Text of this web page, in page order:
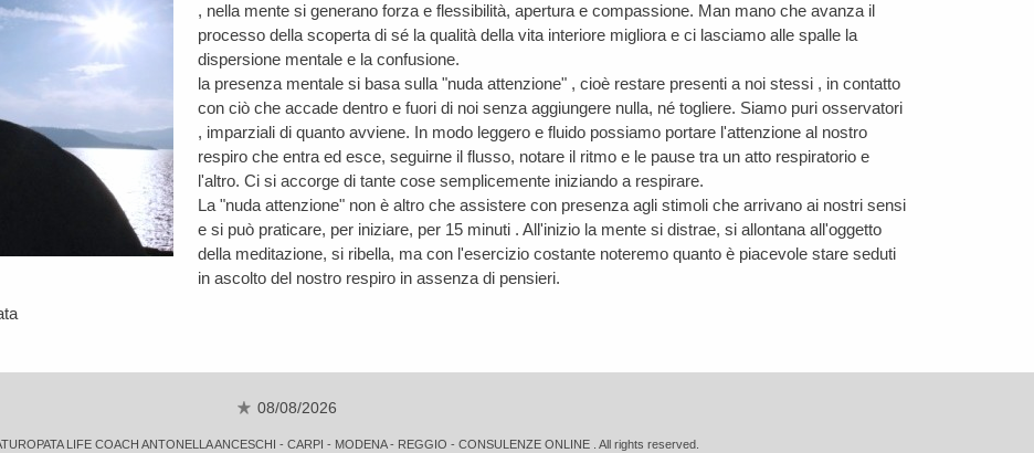
, nella mente si generano forza e flessibilità, apertura e compassione. Man mano che avanza il
processo della scoperta di sé la qualità della vita interiore migliora e ci lasciamo alle spalle la
dispersione mentale e la confusione.
la presenza mentale si basa sulla "nuda attenzione" , cioè restare presenti a noi stessi , in contatto
con ciò che accade dentro e fuori di noi senza aggiungere nulla, né togliere. Siamo puri osservatori
, imparziali di quanto avviene. In modo leggero e fluido possiamo portare l'attenzione al nostro
respiro che entra ed esce, seguirne il flusso, notare il ritmo e le pause tra un atto respiratorio e
l'altro. Ci si accorge di tante cose semplicemente iniziando a respirare.
La "nuda attenzione" non è altro che assistere con presenza agli stimoli che arrivano ai nostri sensi
e si può praticare, per iniziare, per 15 minuti . All'inizio la mente si distrae, si allontana all'oggetto
della meditazione, si ribella, ma con l'esercizio costante noteremo quanto è piacevole stare seduti
in ascolto del nostro respiro in assenza di pensieri.
08/08/2026
LIFE COACH ANTONELLA ANCESCHI - CARPI - MODENA - REGGIO - CONSULENZE ONLINE . All rights reserved.